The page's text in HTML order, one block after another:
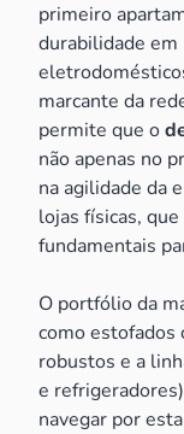
primeiro
durabilidade em
marcante da
permite que o
não apenas no
na agilidade da
lojas físicas,
fundamentais
O portfólio da
como estofados
robustos e a
e
navegar por